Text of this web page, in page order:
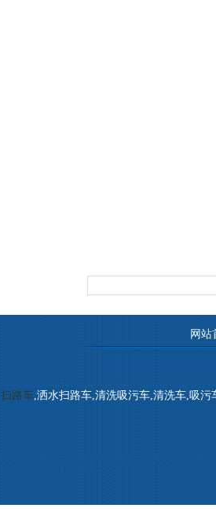
网站
扫路车,洒水扫路车,清洗吸污车,清洗车,吸